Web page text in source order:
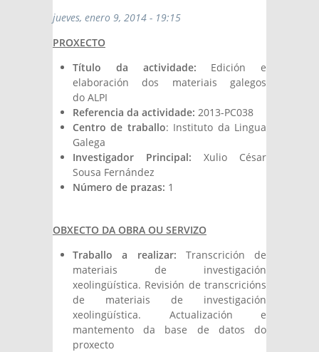
jueves, enero 9, 2014 - 19:15
PROXECTO
Título da actividade: Edición e
elaboración dos materiais galegos
do ALPI
Referencia da actividade: 2013-PC038
Centro de traballo: Instituto da Lingua
Galega
Investigador Principal: Xulio César
Sousa Fernández
Número de prazas: 1
OBXECTO DA OBRA OU SERVIZO
Traballo a realizar: Transcrición de
materiais de investigación
xeolingüística. Revisión de transcricións
de materiais de investigación
xeolingüística. Actualización e
mantemento da base de datos do
proxecto